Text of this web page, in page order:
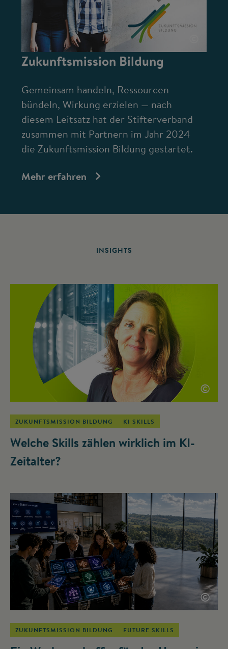
Zukunftsmission Bildung
Gemeinsam handeln, Ressourcen
bündeln, Wirkung erzielen — nach
diesem Leitsatz hat der Stifterverband
zusammen mit Partnern im Jahr 2024
die Zukunftsmission Bildung gestartet.
Mehr erfahren
INSIGHTS
©
ZUKUNFTSMISSION BILDUNG KI SKILLS
Welche Skills zählen wirklich im KI-
Zeitalter?
©
ZUKUNFTSMISSION BILDUNG FUTURE SKILLS